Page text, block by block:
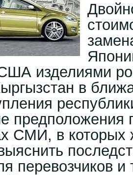
изделиями
в
предположения
СМИ, в которых
перевозчиков и